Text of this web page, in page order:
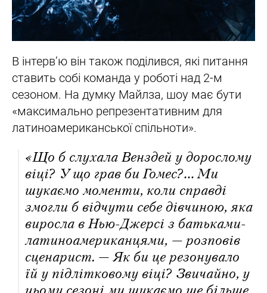
В інтерв’ю він також поділився, які питання
ставить собі команда у роботі над 2-м
сезоном. На думку Майлза, шоу має бути
«максимально репрезентативним для
латиноамериканської спільноти».
«Що б слухала Венздей у дорослому
віці? У що грав би Гомес?… Ми
шукаємо моменти, коли справді
змогли б відчути себе дівчиною, яка
виросла в Нью-Джерсі з батьками-
латиноамериканцями, — розповів
сценарист. — Як би це резонувало
їй у підлітковому віці? Звичайно, у